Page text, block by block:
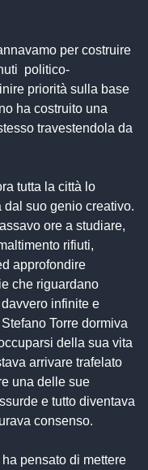
per costruire
politico-
priorità sulla base
ha costruito una
travestendola da
tutta la città lo
dal suo genio creativo.
ore a studiare,
rifiuti,
approfondire
che riguardano
infinite e
Torre dormiva
della sua vita
arrivare trafelato
una delle sue
e tutto diventava
consenso.
pensato di mettere